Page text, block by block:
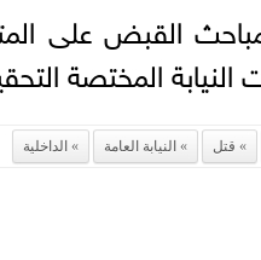
القبض على
النيابة المختصة
قتل النيابة العامة الداخلية